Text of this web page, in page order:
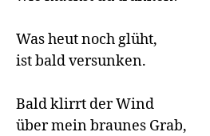
Was heut noch glüht,
ist bald versunken.
Bald klirrt der Wind
über mein braunes Grab,